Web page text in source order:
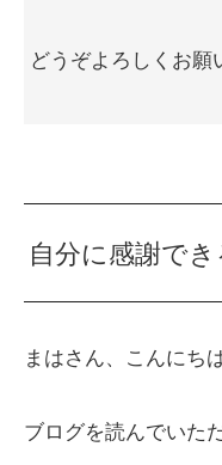
どうぞよろしくお願
自分に感謝で
まはさん、こんにち
ブログを読んでいた